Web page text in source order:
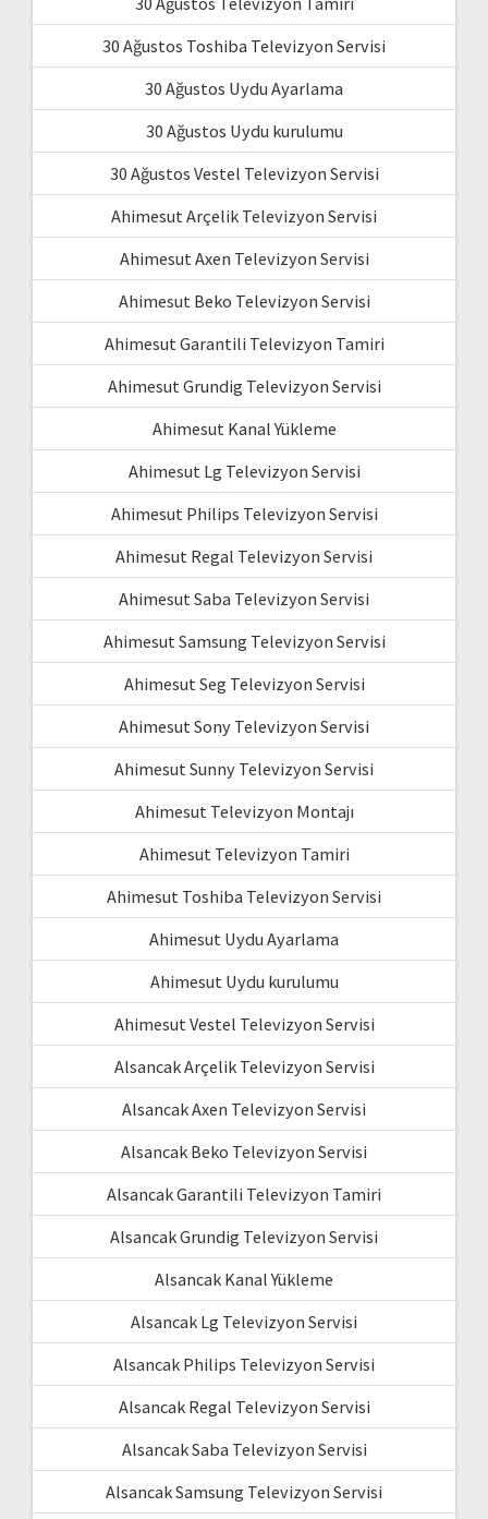
30 Ağustos Toshiba Televizyon Servisi
30 Ağustos Uydu Ayarlama
30 Ağustos Uydu kurulumu
30 Ağustos Vestel Televizyon Servisi
Ahimesut Arçelik Televizyon Servisi
Ahimesut Axen Televizyon Servisi
Ahimesut Beko Televizyon Servisi
Ahimesut Garantili Televizyon Tamiri
Ahimesut Grundig Televizyon Servisi
Ahimesut Kanal Yükleme
Ahimesut Lg Televizyon Servisi
Ahimesut Philips Televizyon Servisi
Ahimesut Regal Televizyon Servisi
Ahimesut Saba Televizyon Servisi
Ahimesut Samsung Televizyon Servisi
Ahimesut Seg Televizyon Servisi
Ahimesut Sony Televizyon Servisi
Ahimesut Sunny Televizyon Servisi
Ahimesut Televizyon Montajı
Ahimesut Televizyon Tamiri
Ahimesut Toshiba Televizyon Servisi
Ahimesut Uydu Ayarlama
Ahimesut Uydu kurulumu
Ahimesut Vestel Televizyon Servisi
Alsancak Arçelik Televizyon Servisi
Alsancak Axen Televizyon Servisi
Alsancak Beko Televizyon Servisi
Alsancak Garantili Televizyon Tamiri
Alsancak Grundig Televizyon Servisi
Alsancak Kanal Yükleme
Alsancak Lg Televizyon Servisi
Alsancak Philips Televizyon Servisi
Alsancak Regal Televizyon Servisi
Alsancak Saba Televizyon Servisi
Alsancak Samsung Televizyon Servisi